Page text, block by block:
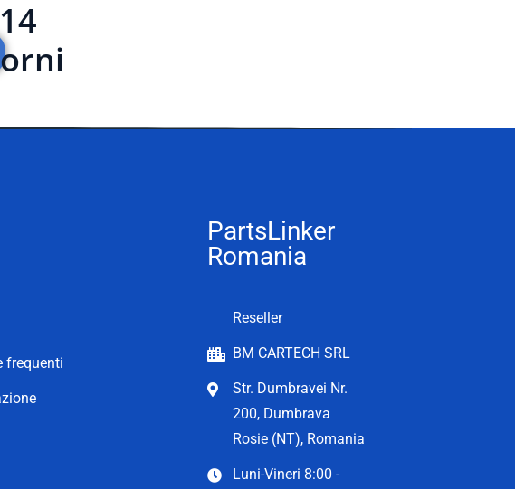
14
frequenti
PartsLinker
Romania
Reseller
BM CARTECH SRL
Str. Dumbravei Nr.
200, Dumbrava
Rosie (NT), Romania
Luni-Vineri 8:00 -